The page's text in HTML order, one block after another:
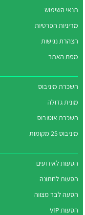
תנאי השימוש
מדיניות הפרטיות
הצהרת נגישות
מפת האתר
השכרת מיניבוס
מונית גדולה
השכרת אוטובוס
מיניבוס 25 מקומות
הסעות לאירועים
הסעות לחתונה
הסעה לבר מצווה
הסעות VIP